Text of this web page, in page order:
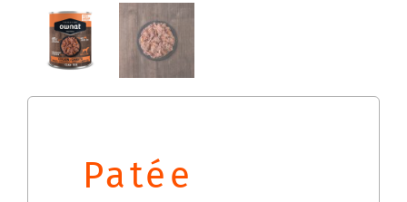
Patée